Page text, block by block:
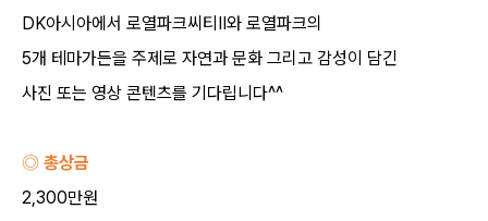
DK아시아에서 로열파크씨티Ⅱ와 로열파크의
5개 테마가든을 주제로 자연과 문화 그리고 감성이 담긴
사진 또는 영상 콘텐츠를 기다립니다^^
◎ 총상금
2,300만원